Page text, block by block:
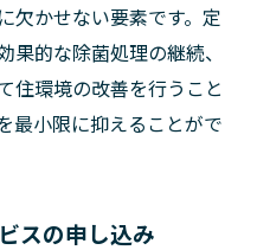
欠かせない要素です。定
的な除菌処理の継続、
住環境の改善を行うこと
最小限に抑えることがで
スの申し込み